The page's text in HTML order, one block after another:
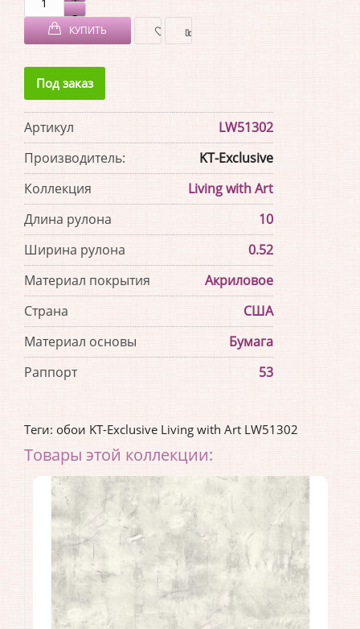
КУПИТЬ
Под заказ
Артикул
LW51302
Производитель:
KT-Exclusive
Коллекция
Living with Art
Длина рулона
10
Ширина рулона
0.52
Материал покрытия
Акриловое
Страна
США
Материал основы
Бумага
Раппорт
53
Теги: обои KT-Exclusive Living with Art LW51302
Товары этой коллекции: